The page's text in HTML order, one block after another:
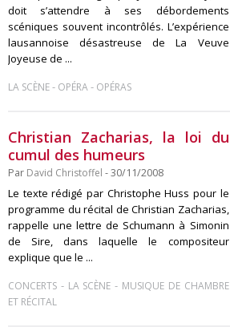
doit s’attendre à ses débordements
scéniques souvent incontrôlés. L’expérience
lausannoise désastreuse de La Veuve
Joyeuse de ...
LA SCÈNE- OPÉRA- OPÉRAS
Christian Zacharias, la loi du
cumul des humeurs
Par David Christoffel - 30/11/2008
Le texte rédigé par Christophe Huss pour le
programme du récital de Christian Zacharias,
rappelle une lettre de Schumann à Simonin
de Sire, dans laquelle le compositeur
explique que le ...
CONCERTS - LA SCÈNE - MUSIQUE DE CHAMBRE
ET RÉCITAL